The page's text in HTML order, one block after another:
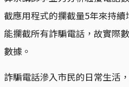
截應用程式的攔截量5年來持
能攔截所有詐騙電話，故實際
數據。
詐騙電話滲入市民的日常生活